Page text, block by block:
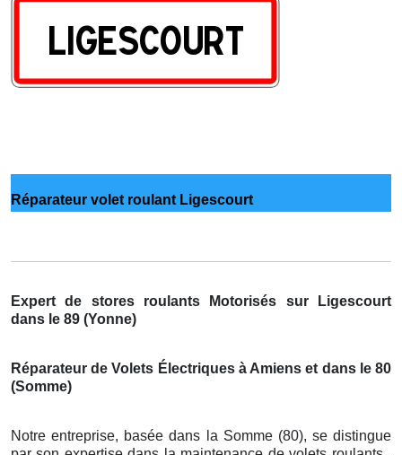
Réparateur volet roulant Ligescourt
Expert de stores roulants Motorisés sur Ligescourt
dans le 89 (Yonne)
Réparateur de Volets Électriques à Amiens et dans le 80
(Somme)
Notre entreprise, basée dans la Somme (80), se distingue